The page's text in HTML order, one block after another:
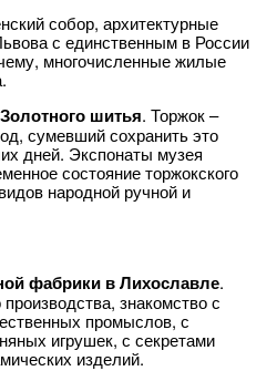
собор, архитектурные
с единственным в России
многочисленные жилые
шитья. Торжок –
сумевший сохранить это
дней. Экспонаты музея
состояние торжокского
народной ручной и
фабрики в Лихославле.
знакомство с
промыслов, с
игрушек, с секретами
изделий.